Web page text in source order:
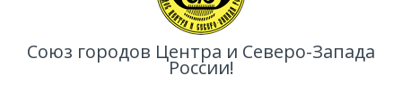
Союз городов Центра и Северо-Запада
России!